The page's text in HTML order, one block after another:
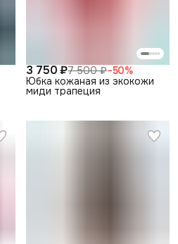
3 750 ₽7 500 ₽−50%
Юбка кожаная из экокожи
миди трапеция